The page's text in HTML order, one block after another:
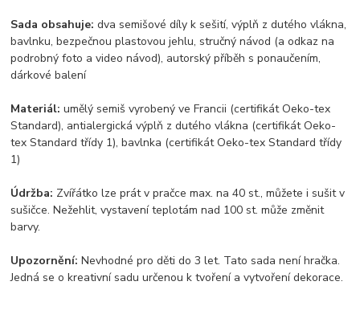
Sada obsahuje:dva semišové díly k sešití, výplň z dutého vlákna,
bavlnku, bezpečnou plastovou jehlu, stručný návod (a odkaz na
podrobný foto a video návod), autorský příběh s ponaučením,
dárkové balení
Materiál:umělý semiš vyrobený ve Francii (certifikát Oeko-tex
Standard), antialergická výplň z dutého vlákna (certifikát Oeko-
tex Standard třídy 1), bavlnka (certifikát Oeko-tex Standard třídy
1)
Údržba: Zvířátko lze prát v pračce max. na 40 st., můžete i sušit v
sušičce. Nežehlit, vystavení teplotám nad 100 st. může změnit
barvy.
Upozornění:Nevhodné pro děti do 3 let. Tato sada není hračka.
Jedná se o kreativní sadu určenou k tvoření a vytvoření dekorace.